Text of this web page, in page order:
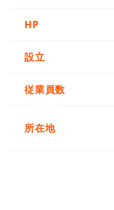
HP
設立
従業員数
所在地